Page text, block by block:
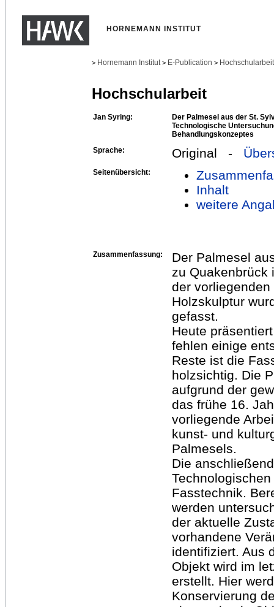
HORNEMANN INSTITUT
> Hornemann Institut > E-Publication >
Hochschularbeit
Jan Syring:
Der Palmesel aus der St.
Technologische
Behandlungskonzeptes
Sprache:
Original -
Seitenübersicht:
Inhalt
weitere
Zusammenfassung:
Der Palmesel
zu Quakenbrück
der
Holzskulptur
gefasst.
Heute
fehlen einige
Reste ist die
holzsichtig. Die
aufgrund der
das frühe 16.
vorliegende
kunst- und
Palmesels.
Die
Fasstechnik.
werden
der aktuelle
vorhandene
identifiziert. Aus
Objekt wird im
erstellt. Hier
Konservierung